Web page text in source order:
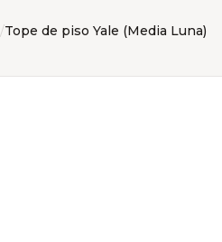
/Tope de piso Yale (Media Luna)